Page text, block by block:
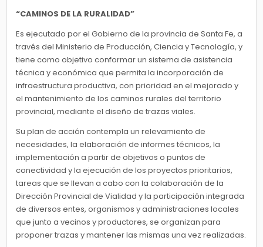
“CAMINOS DE LA RURALIDAD”
Es ejecutado por el Gobierno de la provincia de Santa Fe, a
través del Ministerio de Producción, Ciencia y Tecnología, y
tiene como objetivo conformar un sistema de asistencia
técnica y económica que permita la incorporación de
infraestructura productiva, con prioridad en el mejorado y
el mantenimiento de los caminos rurales del territorio
provincial, mediante el diseño de trazas viales.
Su plan de acción contempla un relevamiento de
necesidades, la elaboración de informes técnicos, la
implementación a partir de objetivos o puntos de
conectividad y la ejecución de los proyectos prioritarios,
tareas que se llevan a cabo con la colaboración de la
Dirección Provincial de Vialidad y la participación integrada
de diversos entes, organismos y administraciones locales
que junto a vecinos y productores, se organizan para
proponer trazas y mantener las mismas una vez realizadas.